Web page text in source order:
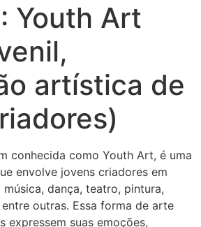
Youth Art
artística de
conhecida como Youth Art, é uma
envolve jovens criadores em
dança, teatro, pintura,
outras. Essa forma de arte
expressem suas emoções,